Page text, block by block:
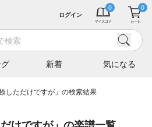
新着 気になる
ログイン
しただけですが」の検索結果